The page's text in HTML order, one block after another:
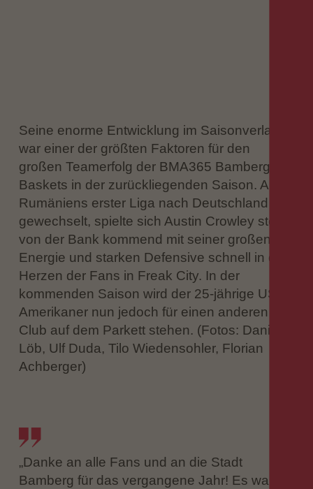
Seine enorme Entwicklung im Saisonverlauf
war einer der größten Faktoren für den
großen Teamerfolg der BMA365 Bamberg
Baskets in der zurückliegenden Saison. Aus
Rumäniens erster Liga nach Deutschland
gewechselt, spielte sich Austin Crowley stets
von der Bank kommend mit seiner großen
Energie und starken Defensive schnell in die
Herzen der Fans in Freak City. In der
kommenden Saison wird der 25-jährige US-
Amerikaner nun jedoch für einen anderen
Club auf dem Parkett stehen. (Fotos: Daniel
Löb, Ulf Duda, Tilo Wiedensohler, Florian
Achberger)
„Danke an alle Fans und an die Stadt
Bamberg für das vergangene Jahr! Es war